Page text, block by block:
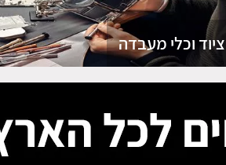
ציוד וכלי מעבדה